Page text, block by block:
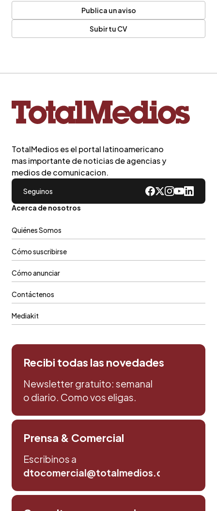
Publica un aviso
Subir tu CV
TotalMedios es el portal latinoamericano
mas importante de noticias de agencias y
medios de comunicacion.
Seguinos
Acerca de nosotros
Quiénes Somos
Cómo suscribirse
Cómo anunciar
Contáctenos
Mediakit
Recibi todas las novedades
Newsletter gratuito: semanal
o diario. Como vos eligas.
Prensa & Comercial
Escribinos a
dtocomercial@totalmedios.com